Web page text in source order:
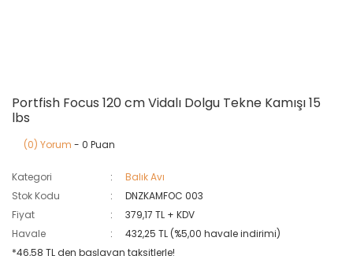
Portfish Focus 120 cm Vidalı Dolgu Tekne Kamışı 15
lbs
(0) Yorum - 0 Puan
Kategori
Balık Avı
Stok Kodu
DNZKAMFOC 003
Fiyat
379,17 TL + KDV
Havale
432,25 TL (%5,00 havale indirimi)
*46,58 TL den başlayan taksitlerle!